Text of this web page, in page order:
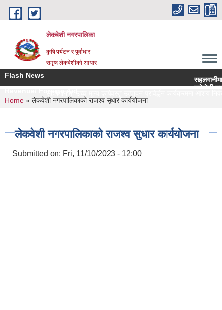
Skip to main content
लेकबेशी नगरपालिका
कृषि,पर्यटन र पू्र्वाधार
समृध्द लेकवेशीको आधार
Flash News
सहलगानीमा
लकेवेशी
You are here
Home » लेकवेशी नगरपालिकाको राजश्व सुधार कार्ययोजना
लेकवेशी नगरपालिकाको राजश्व सुधार कार्ययोजना
Submitted on: Fri, 11/10/2023 - 12:00